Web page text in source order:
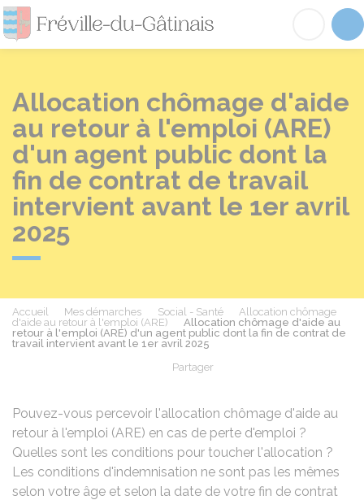
Fréville-du-
Allocation chômage d'aide
au retour à l'emploi (ARE)
d'un agent public dont la
fin de contrat de travail
intervient avant le 1er avril
2025
Accueil Mes démarches Social - Santé
Allocation chômage
d'aide au retour à l'emploi (ARE)
Allocation chômage d'aide au
retour à l'emploi (ARE) d'un agent public dont la fin de contrat de
travail intervient avant le 1er avril 2025
Partager
Pouvez-vous percevoir l'allocation chômage d'aide au
retour à l'emploi (ARE) en cas de perte d'emploi ?
Quelles sont les conditions pour toucher l'allocation ?
Les conditions d'indemnisation ne sont pas les mêmes
selon votre âge et selon la date de votre fin de contrat